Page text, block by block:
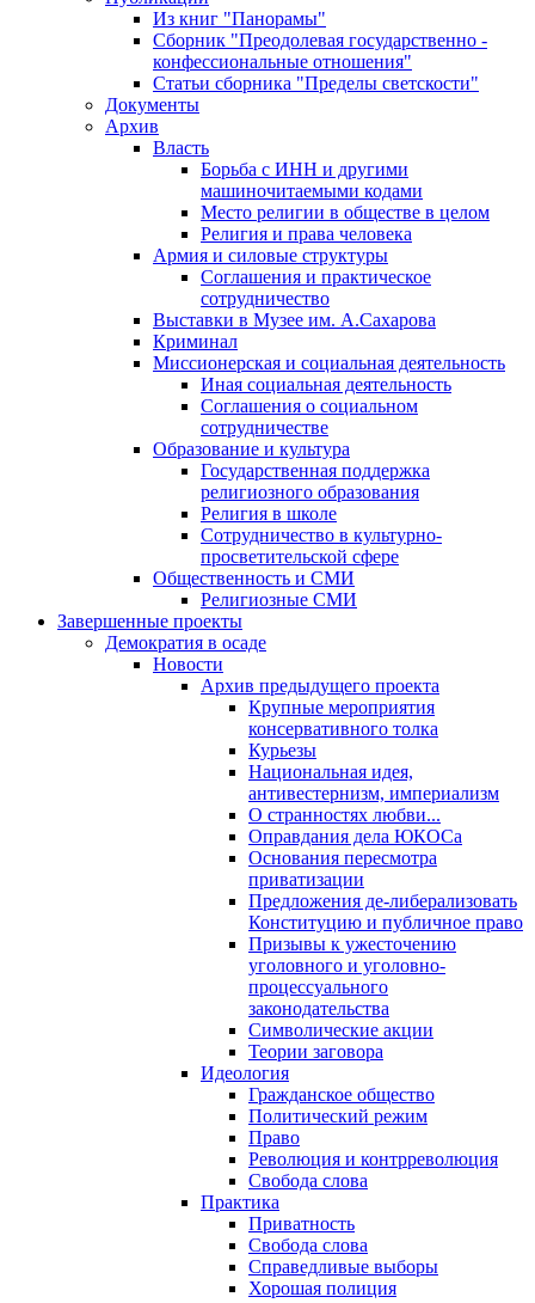
Из книг "Панорамы"
Сборник "Преодолевая государственно -
конфессиональные отношения"
Статьи сборника "Пределы светскости"
Документы
Архив
Власть
Борьба с ИНН и другими
машиночитаемыми кодами
Место религии в обществе в целом
Религия и права человека
Армия и силовые структуры
Соглашения и практическое
сотрудничество
Выставки в Музее им. А.Сахарова
Криминал
Миссионерская и социальная деятельность
Иная социальная деятельность
Соглашения о социальном
сотрудничестве
Образование и культура
Государственная поддержка
религиозного образования
Религия в школе
Сотрудничество в культурно-
просветительской сфере
Общественность и СМИ
Религиозные СМИ
Завершенные проекты
Демократия в осаде
Новости
Архив предыдущего проекта
Крупные мероприятия
консервативного толка
Курьезы
Национальная идея,
антивестернизм, империализм
О странностях любви...
Оправдания дела ЮКОСа
Основания пересмотра
приватизации
Предложения де-либерализовать
Конституцию и публичное право
Призывы к ужесточению
уголовного и уголовно-
процессуального
законодательства
Символические акции
Теории заговора
Идеология
Гражданское общество
Политический режим
Право
Революция и контрреволюция
Свобода слова
Практика
Приватность
Свобода слова
Справедливые выборы
Хорошая полиция